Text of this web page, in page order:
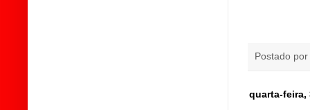
Postado por
quarta-feira,